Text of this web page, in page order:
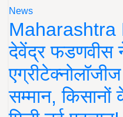
News
Maharashtra
देवेंद्र फडणवीस
सम्मान, किसानों